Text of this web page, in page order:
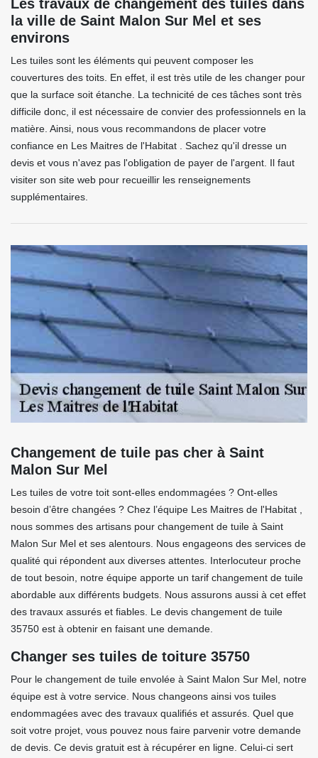
Les travaux de changement des tuiles dans
la ville de Saint Malon Sur Mel et ses
environs
Les tuiles sont les éléments qui peuvent composer les
couvertures des toits. En effet, il est très utile de les changer pour
que la surface soit étanche. La technicité de ces tâches sont très
difficile donc, il est nécessaire de convier des professionnels en la
matière. Ainsi, nous vous recommandons de placer votre
confiance en Les Maitres de l'Habitat . Sachez qu'il dresse un
devis et vous n'avez pas l'obligation de payer de l'argent. Il faut
visiter son site web pour recueillir les renseignements
supplémentaires.
Changement de tuile pas cher à Saint
Malon Sur Mel
Les tuiles de votre toit sont-elles endommagées ? Ont-elles
besoin d’être changées ? Chez l’équipe Les Maitres de l'Habitat ,
nous sommes des artisans pour changement de tuile à Saint
Malon Sur Mel et ses alentours. Nous engageons des services de
qualité qui répondent aux diverses attentes. Interlocuteur proche
de tout besoin, notre équipe apporte un tarif changement de tuile
abordable aux différents budgets. Nous assurons aussi à cet effet
des travaux assurés et fiables. Le devis changement de tuile
35750 est à obtenir en faisant une demande.
Changer ses tuiles de toiture 35750
Pour le changement de tuile envolée à Saint Malon Sur Mel, notre
équipe est à votre service. Nous changeons ainsi vos tuiles
endommagées avec des travaux qualifiés et assurés. Quel que
soit votre projet, vous pouvez nous faire parvenir votre demande
de devis. Ce devis gratuit est à récupérer en ligne. Celui-ci sert